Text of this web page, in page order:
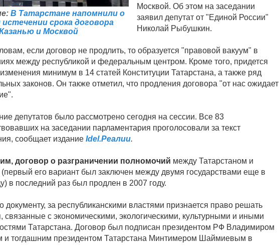
В Татарстане напомнили о
истечении срока договора
и Москвой
Москвой. Об этом на заседании
заявил депутат от "Единой России"
Николай Рыбушкин.
если договор не продлить, то образуется "правовой вакуум" в
между республикой и федеральным центром. Кроме того, придется
минимум в 14 статей Конституции Татарстана, а также ряд
законов. Он также отметил, что продления договора "от нас ожидает
депутатов было рассмотрено сегодня на сессии. Все 83
на заседании парламентария проголосовали за текст
сообщает издание Idel.Реалии.
договор о разграничении полномочий между Татарстаном и
(первый его вариант был заключен между двумя государствами еще в
в последний раз был продлен в 2007 году.
документу, за республиканскими властями признается право решать
связанные с экономическими, экологическими, культурными и иными
Татарстана. Договор был подписан президентом РФ Владимиром
и тогдашним президентом Татарстана Минтимером Шаймиевым в